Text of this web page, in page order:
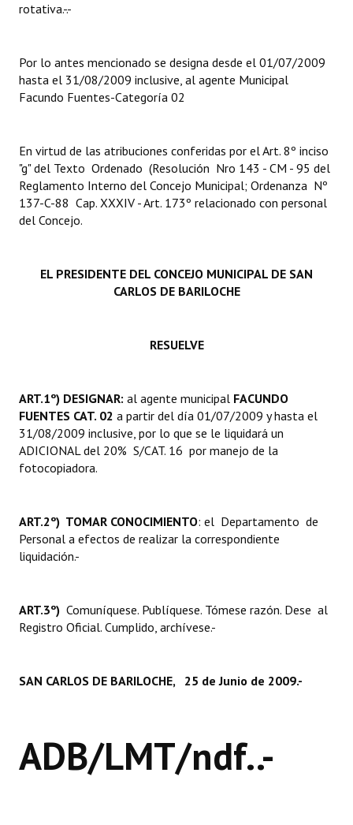
Informes de Unidad Coordinadora
Actas de Audiencias Públicas
Comunicaciones
Declaraciones
Resoluciones
INSTITUCIONAL
Datos Históricos
Premio al Mérito - Registro
Audiencias Públicas - Registro
Periodistas Decanos - Registro
Huéspedes de Honor - Registro
Entrega de distinciones
rotativa.-.-
Por lo antes mencionado se designa desde el 01/07/2009
hasta el 31/08/2009 inclusive, al agente Municipal
Facundo Fuentes-Categoría 02
En virtud de las atribuciones conferidas por el Art. 8º inciso
"g" del Texto Ordenado (Resolución Nro 143 - CM - 95 del
Reglamento Interno del Concejo Municipal; Ordenanza Nº
137-C-88 Cap. XXXIV - Art. 173º relacionado con personal
del Concejo.
EL PRESIDENTE DEL CONCEJO MUNICIPAL DE SAN
CARLOS DE BARILOCHE
RESUELVE
ART.1º) DESIGNAR: al agente municipal FACUNDO
FUENTES CAT. 02 a partir del día 01/07/2009 y hasta el
31/08/2009 inclusive, por lo que se le liquidará un
ADICIONAL del 20% S/CAT. 16 por manejo de la
fotocopiadora.
ART.2º) TOMAR CONOCIMIENTO: el Departamento de
Personal a efectos de realizar la correspondiente
liquidación.-
ART.3º) Comuníquese. Publíquese. Tómese razón. Dese al
Registro Oficial. Cumplido, archívese.-
SAN CARLOS DE BARILOCHE, 25 de Junio de 2009.-
ADB/LMT/ndf..-